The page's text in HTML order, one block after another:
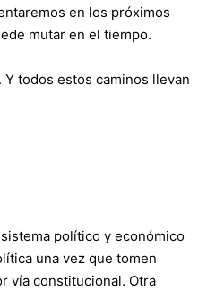
en los próximos
mutar en el tiempo.
todos estos caminos llevan
político y económico
una vez que tomen
vía constitucional. Otra